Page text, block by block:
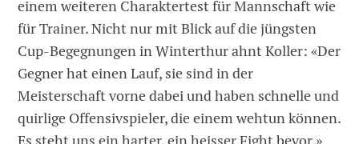
einem weiteren Charaktertest für Mannschaft wie
für Trainer. Nicht nur mit Blick auf die jüngsten
Cup-Begegnungen in Winterthur ahnt Koller: «Der
Gegner hat einen Lauf, sie sind in der
Meisterschaft vorne dabei und haben schnelle und
quirlige Offensivspieler, die einem wehtun können.